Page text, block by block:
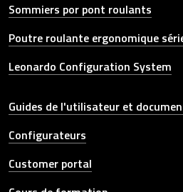
Sommiers por pont roulants
Poutre roulante ergonomique
Leonardo Configuration System
Other link
Guides de l'utilisateur et
Configurateurs
Customer portal